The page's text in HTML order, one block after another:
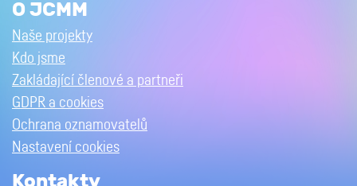
O JCMM
Naše projekty
Kdo jsme
Zakládající členové a partneři
GDPR a cookies
Ochrana oznamovatelů
Nastavení cookies
Kontakty